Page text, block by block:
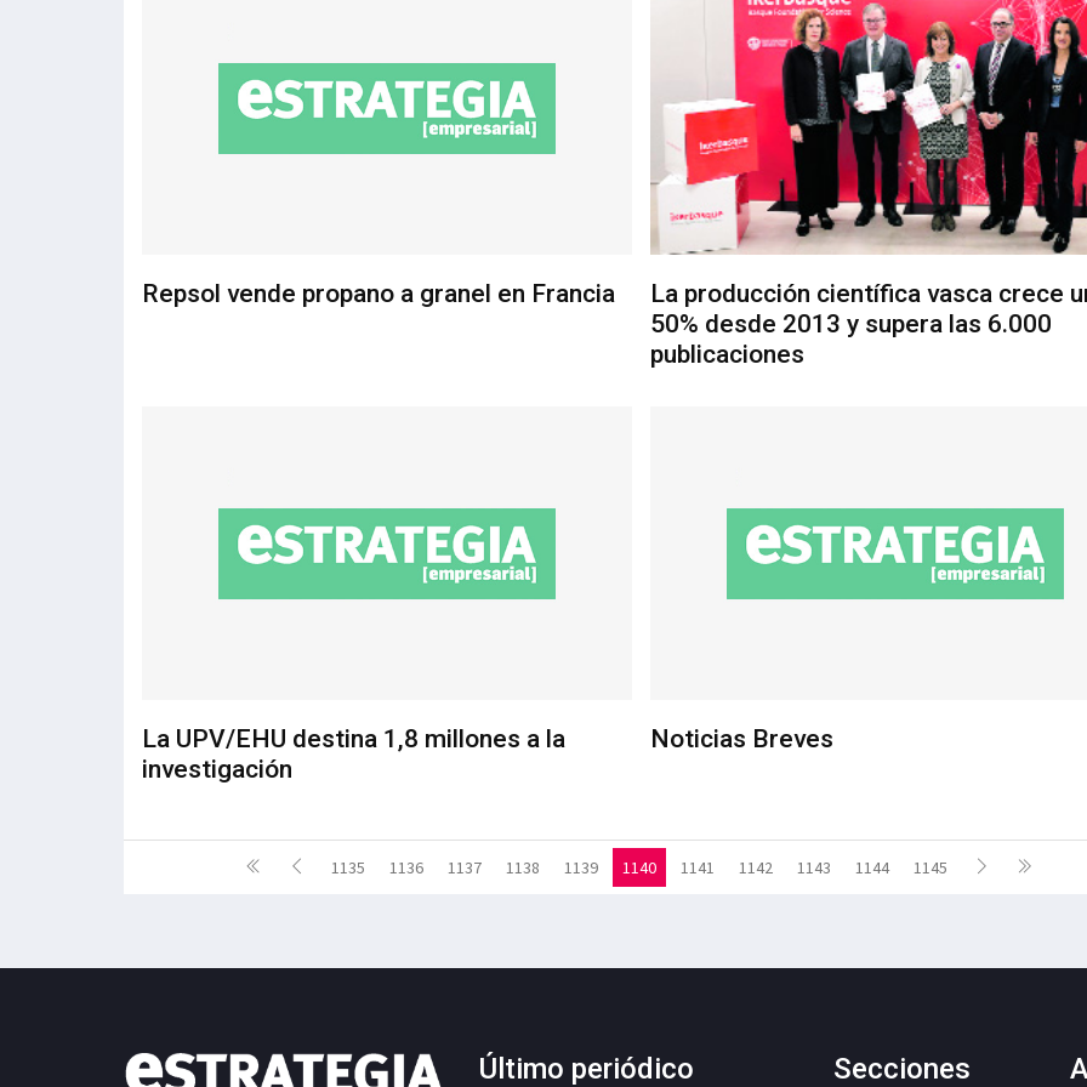
Repsol vende propano a granel en Francia
La producción científica vasca crece
50% desde 2013 y supera las 6.000
publicaciones
La UPV/EHU destina 1,8 millones a la
investigación
Noticias Breves
1135 1136 1137 1138 1139 1140 1141 1142 1143 1144 1145
Último periódico Secciones